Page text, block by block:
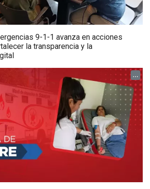
9-1-1 avanza en acciones
la transparencia y la
...